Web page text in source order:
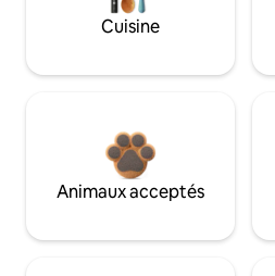
Cuisine
Animaux acceptés